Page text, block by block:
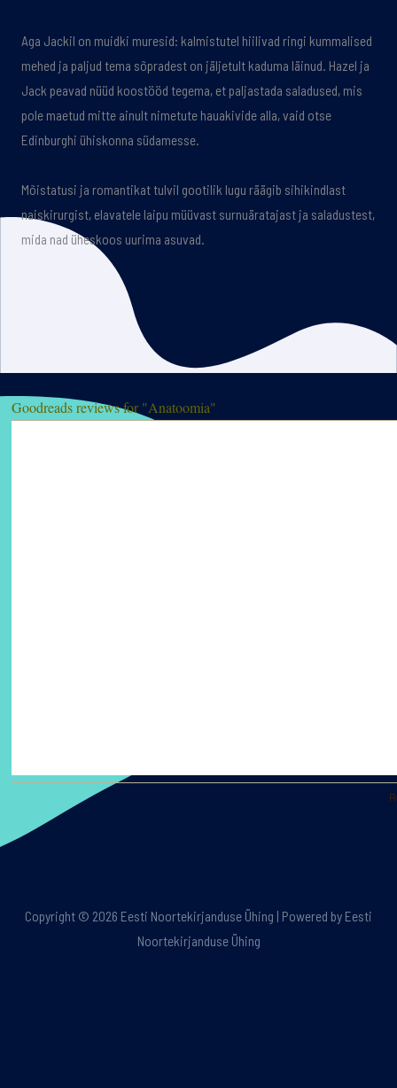
Aga Jackil on muidki muresid: kalmistutel hiilivad ringi kummalised
mehed ja paljud tema sõpradest on jäljetult kaduma läinud. Hazel ja
Jack peavad nüüd koostööd tegema, et paljastada saladused, mis
pole maetud mitte ainult nimetute hauakivide alla, vaid otse
Edinburghi ühiskonna südamesse.
Mõistatusi ja romantikat tulvil gootilik lugu räägib sihikindlast
naiskirurgist, elavatele laipu müüvast surnuäratajast ja saladustest,
mida nad üheskoos uurima asuvad.
Goodreads reviews for "Anatoomia"
Copyright © 2026 Eesti Noortekirjanduse Ühing | Powered by Eesti
Noortekirjanduse Ühing